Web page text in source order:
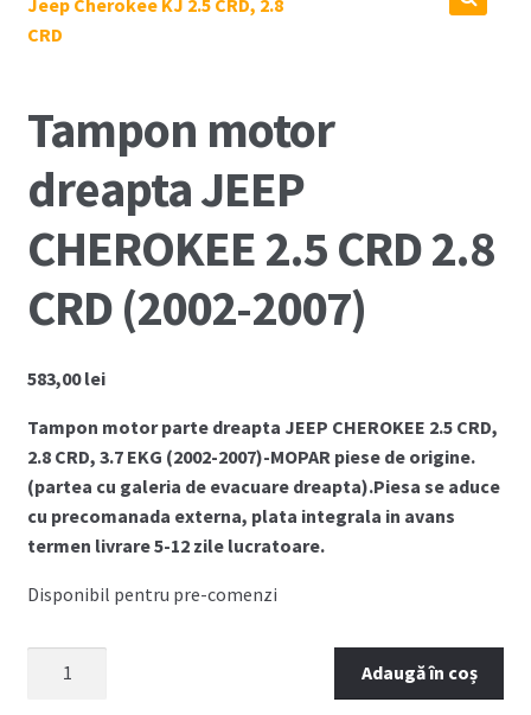
Coș
Despre Noi
Marci Comercializate
Plată
Politica COOKIE
Politica de confidentialitate
Serviciile Noastre
Termeni si conditii
Tampon motor
dreapta JEEP
CHEROKEE 2.5 CRD 2.8
CRD (2002-2007)
583,00lei
Tampon motor parte dreapta JEEP CHEROKEE 2.5 CRD,
2.8 CRD, 3.7 EKG (2002-2007)-MOPAR piese de origine.
(partea cu galeria de evacuare dreapta).Piesa se aduce
cu precomanada externa, plata integrala in avans
termen livrare 5-12 zile lucratoare.
Disponibil pentru pre-comenzi
Adaugă în coș